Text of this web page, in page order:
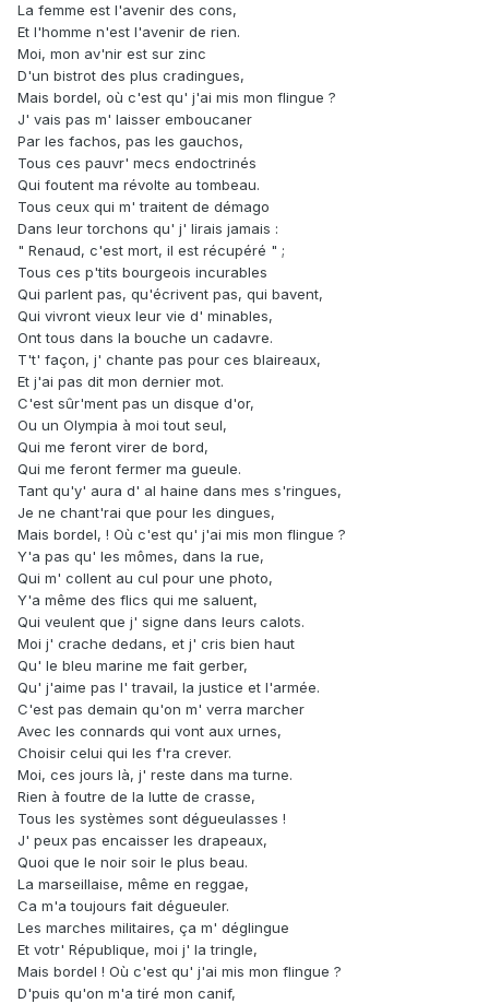
La femme est l'avenir des cons,
Et l'homme n'est l'avenir de rien.
Moi, mon av'nir est sur zinc
D'un bistrot des plus cradingues,
Mais bordel, où c'est qu' j'ai mis mon flingue ?
J' vais pas m' laisser emboucaner
Par les fachos, pas les gauchos,
Tous ces pauvr' mecs endoctrinés
Qui foutent ma révolte au tombeau.
Tous ceux qui m' traitent de démago
Dans leur torchons qu' j' lirais jamais :
" Renaud, c'est mort, il est récupéré " ;
Tous ces p'tits bourgeois incurables
Qui parlent pas, qu'écrivent pas, qui bavent,
Qui vivront vieux leur vie d' minables,
Ont tous dans la bouche un cadavre.
T't' façon, j' chante pas pour ces blaireaux,
Et j'ai pas dit mon dernier mot.
C'est sûr'ment pas un disque d'or,
Ou un Olympia à moi tout seul,
Qui me feront virer de bord,
Qui me feront fermer ma gueule.
Tant qu'y' aura d' al haine dans mes s'ringues,
Je ne chant'rai que pour les dingues,
Mais bordel, ! Où c'est qu' j'ai mis mon flingue ?
Y'a pas qu' les mômes, dans la rue,
Qui m' collent au cul pour une photo,
Y'a même des flics qui me saluent,
Qui veulent que j' signe dans leurs calots.
Moi j' crache dedans, et j' cris bien haut
Qu' le bleu marine me fait gerber,
Qu' j'aime pas l' travail, la justice et l'armée.
C'est pas demain qu'on m' verra marcher
Avec les connards qui vont aux urnes,
Choisir celui qui les f'ra crever.
Moi, ces jours là, j' reste dans ma turne.
Rien à foutre de la lutte de crasse,
Tous les systèmes sont dégueulasses !
J' peux pas encaisser les drapeaux,
Quoi que le noir soir le plus beau.
La marseillaise, même en reggae,
Ca m'a toujours fait dégueuler.
Les marches militaires, ça m' déglingue
Et votr' République, moi j' la tringle,
Mais bordel ! Où c'est qu' j'ai mis mon flingue ?
D'puis qu'on m'a tiré mon canif,